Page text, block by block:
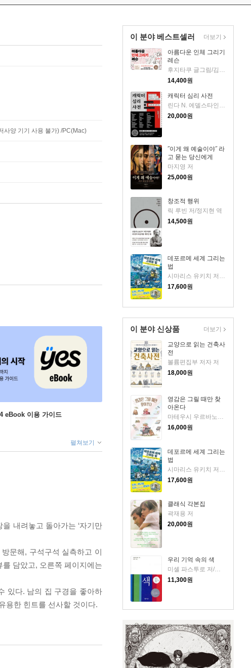
이 분야 베스트셀러
아름다운 인체 그리기
레슨
14,400원
캐릭터 심리 사전
20,000원
˝이게 왜 예술이야˝ 라
고 묻는 당신에게
마지영 저
25,000원
창조적 행위
릭 루빈 저/정지현 역
14,500원
데포르메 세계 그리는
법
시마리스 유키치 저/이예진 역
17,600원
더보기
이 분야 신상품
교양으로 읽는 건축사
전
볼륨편집부 저자 저
18,000원
영감은 그릴 때만 찾
아온다
마테우시 우르바노비치 저/정지영 역
16,000원
데포르메 세계 그리는
법
시마리스 유키치 저/이예진 역
17,600원
클래식 각본집
곽재용 저
20,000원
우리 기억 속의 색
미셸 파스투로 저/최정수 역
11,300원
더보기
사양 기기 사용 불가) /PC(Mac)
eBook 이용 가이드
펼쳐보기
내려놓고 돌아가는 ‘자기만
문해, 구석구석 실측하고 이
담았고, 오른쪽 페이지에는
있다. 남의 집 구경을 좋아하
용한 힌트를 선사할 것이다.